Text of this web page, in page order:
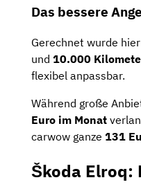
Das bessere
Gerechnet wurde
und 10.000
flexibel anpassbar.
Während große
Euro im Monat
carwow ganze 131
Škoda Elroq: